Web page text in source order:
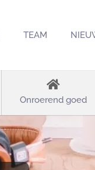
TEAM
Onroerend goed